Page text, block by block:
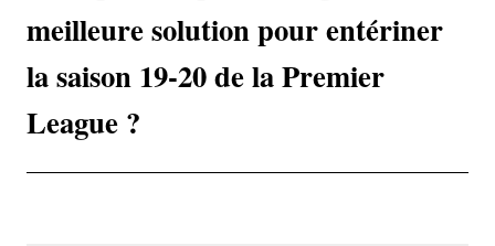
meilleure solution pour entériner
la saison 19-20 de la Premier
League ?